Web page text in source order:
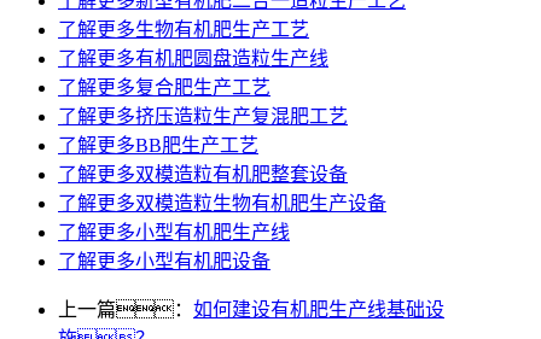
了解更多生物有机肥生产工艺
了解更多有机肥圆盘造粒生产线
了解更多复合肥生产工艺
了解更多挤压造粒生产复混肥工艺
了解更多BB肥生产工艺
了解更多双模造粒有机肥整套设备
了解更多双模造粒生物有机肥生产设备
了解更多小型有机肥生产线
了解更多小型有机肥设备
上一篇： 如何建设有机肥生产线基础设